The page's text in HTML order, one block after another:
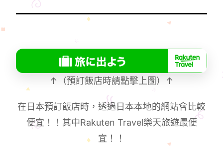
↑（預訂飯店時請點擊上圖）↑
在日本預訂飯店時，透過日本本地的網站會比較
便宜！！其中Rakuten Travel樂天旅遊最便
宜！！